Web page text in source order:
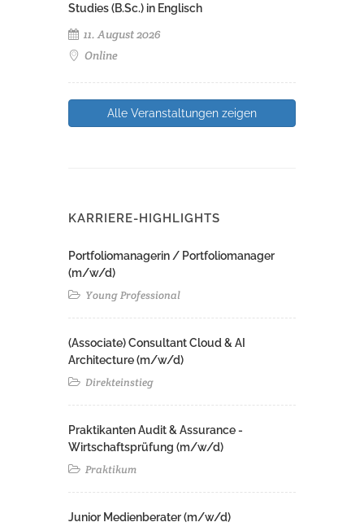
Studies (B.Sc.) in Englisch
11. August 2026
Online
Alle Veranstaltungen zeigen
KARRIERE-HIGHLIGHTS
Portfoliomanagerin / Portfoliomanager
(m/w/d)
Young Professional
(Associate) Consultant Cloud & AI
Architecture (m/w/d)​ ​
Direkteinstieg
Praktikanten Audit & Assurance -
Wirtschaftsprüfung (m/w/d)
Praktikum
Junior Medienberater (m/w/d)